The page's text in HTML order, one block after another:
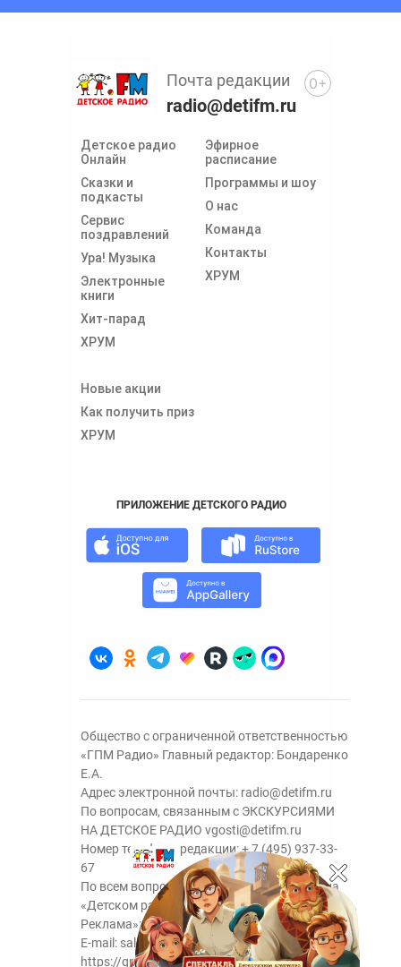
Детское радио
Онлайн
Сказки и
подкасты
Сервис
поздравлений
Ура! Музыка
Электронные
книги
Хит-парад
ХРУМ
Эфирное
расписание
Программы и шоу
О нас
Команда
Контакты
ХРУМ
Новые акции
Как получить приз
ХРУМ
Почта редакции
radio@detifm.ru
ПРИЛОЖЕНИЕ ДЕТСКОГО РАДИО
0+
Общество с ограниченной ответственностью
«ГПМ Радио» Главный редактор: Бондаренко
Е.А.
Адрес электронной почты: radio@detifm.ru
По вопросам, связанным с ЭКСКУРСИЯМИ
НА ДЕТСКОЕ РАДИО vgosti@detifm.ru
Номер телефона редакции:+ 7 (495) 937-33-
67
По всем вопросам размещения рекламы на
«Детском радио» - сейлз-хаус «ГПМ
Реклама»:+7 (495) 921-40-41
E-mail: sales@gazprom-media.ru
https://gpmsaleshouse.ru/